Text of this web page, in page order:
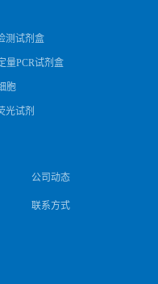
测试剂盒
量PCR试剂盒
胞
光试剂
公司动态
联系方式